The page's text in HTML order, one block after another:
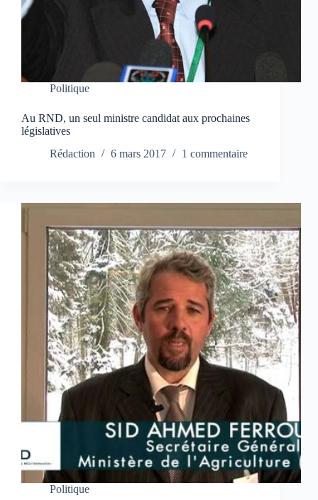
Politique
Au RND, un seul ministre candidat aux prochaines
législatives
Rédaction
6 mars 2017 1 commentaire
Politique